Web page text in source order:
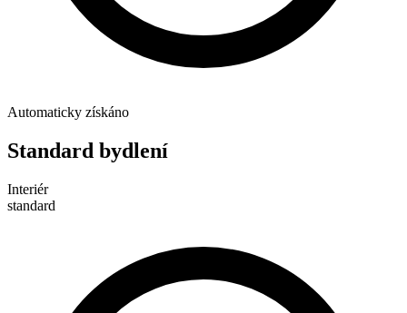
Automaticky získáno
Standard bydlení
Interiér
standard